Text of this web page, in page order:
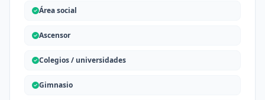
Área social
Ascensor
Colegios / universidades
Gimnasio